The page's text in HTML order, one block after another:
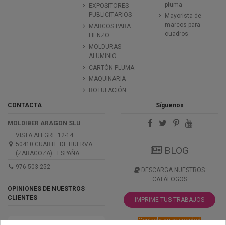
EXPOSITORES
PUBLICITARIOS
MARCOS PARA
LIENZO
MOLDURAS
ALUMINIO
CARTÓN PLUMA
MAQUINARIA
ROTULACIÓN
pluma
Mayorista de
marcos para
cuadros
CONTACTA
MOLDIBER ARAGON SLU
VISTA ALEGRE 12-14
50410 CUARTE DE HUERVA
(ZARAGOZA) · ESPAÑA
976 503 252
OPINIONES DE NUESTROS
CLIENTES
Síguenos
BLOG
DESCARGA NUESTROS
CATÁLOGOS
IMPRIME TUS TRABAJOS
Controle su privacidad